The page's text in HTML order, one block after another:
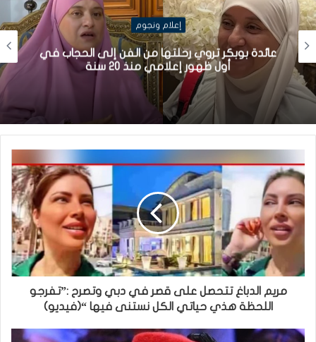
إعلام ونجوم
عائدة بوبكر تروي رحلتها من الفن إلى الحجاب في
أول ظهور إعلامي منذ 20 سنة
مريم الدباغ تتحصل على قصر في دبي وتصرح :”تفرجو
اللحظة هذي حياتي الكل نستنى فيها “(فيديو)